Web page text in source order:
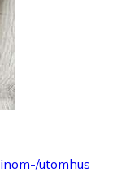
utomhus